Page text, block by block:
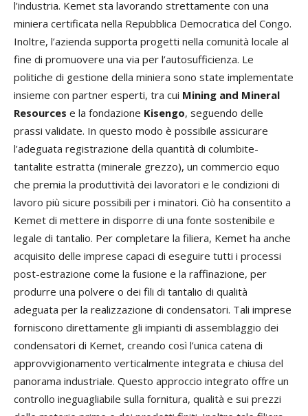
l’industria. Kemet sta lavorando strettamente con una
miniera certificata nella Repubblica Democratica del Congo.
Inoltre, l’azienda supporta progetti nella comunità locale al
fine di promuovere una via per l’autosufficienza. Le
politiche di gestione della miniera sono state implementate
insieme con partner esperti, tra cui Mining and Mineral
Resources e la fondazione Kisengo, seguendo delle
prassi validate. In questo modo è possibile assicurare
l’adeguata registrazione della quantità di columbite-
tantalite estratta (minerale grezzo), un commercio equo
che premia la produttività dei lavoratori e le condizioni di
lavoro più sicure possibili per i minatori. Ciò ha consentito a
Kemet di mettere in disporre di una fonte sostenibile e
legale di tantalio. Per completare la filiera, Kemet ha anche
acquisito delle imprese capaci di eseguire tutti i processi
post-estrazione come la fusione e la raffinazione, per
produrre una polvere o dei fili di tantalio di qualità
adeguata per la realizzazione di condensatori. Tali imprese
forniscono direttamente gli impianti di assemblaggio dei
condensatori di Kemet, creando così l’unica catena di
approvvigionamento verticalmente integrata e chiusa del
panorama industriale. Questo approccio integrato offre un
controllo ineguagliabile sulla fornitura, qualità e sui prezzi